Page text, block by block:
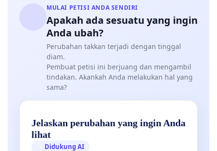
MULAI PETISI ANDA SENDIRI
Apakah ada sesuatu yang ingin
Anda ubah?
Perubahan takkan terjadi dengan tinggal
diam.
Pembuat petisi ini berjuang dan mengambil
tindakan. Akankah Anda melakukan hal yang
sama?
Jelaskan perubahan yang ingin Anda
lihat
Didukung AI